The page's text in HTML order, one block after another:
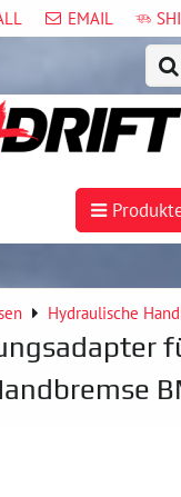
EMAIL
Hydraulische